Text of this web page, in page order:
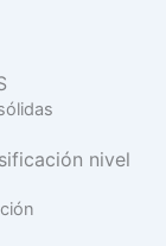
nivel